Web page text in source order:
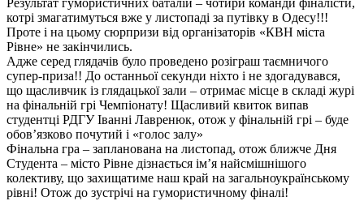
Результат гумористичних баталій – чотири команди фіналісти,
котрі змагатимуться вже у листопаді за путівку в Одесу!!!
Проте і на цьому сюрпризи від організаторів «КВН міста
Рівне» не закінчились.
Адже серед глядачів було проведено розіграш таємничого
супер-приза!! До останньої секунди ніхто і не здогадувався,
що щасливчик із глядацької зали – отримає місце в складі журі
на фінальній грі Чемпіонату! Щасливий квиток випав
студентці РДГУ Іванні Лавренюк, отож у фінальній грі – буде
обов’язково почутий і «голос залу»
Фінальна гра – запланована на листопад, отож ближче Дня
Студента – місто Рівне дізнається ім’я найсмішнішого
колективу, що захищатиме наш край на загальноукраїнському
рівні! Отож до зустрічі на гумористичному фіналі!